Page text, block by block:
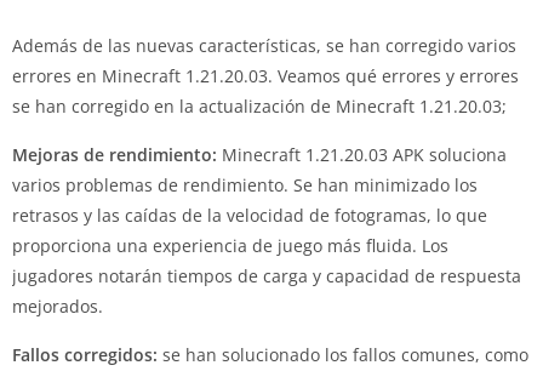
Además de las nuevas características, se han corregido varios
errores en Minecraft 1.21.20.03. Veamos qué errores y errores
se han corregido en la actualización de Minecraft 1.21.20.03;
Mejoras de rendimiento: Minecraft 1.21.20.03 APK soluciona
varios problemas de rendimiento. Se han minimizado los
retrasos y las caídas de la velocidad de fotogramas, lo que
proporciona una experiencia de juego más fluida. Los
jugadores notarán tiempos de carga y capacidad de respuesta
mejorados.
Fallos corregidos: se han solucionado los fallos comunes, como